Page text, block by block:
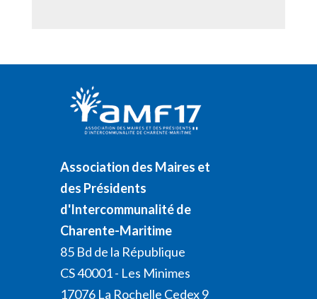
Association des Maires et
des Présidents
d'Intercommunalité de
Charente-Maritime
85 Bd de la République
CS 40001 - Les Minimes
17076 La Rochelle Cedex 9